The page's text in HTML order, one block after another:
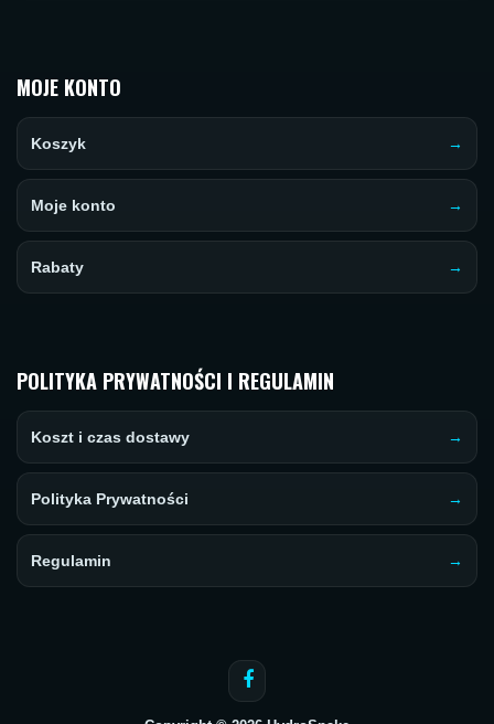
MOJE KONTO
Koszyk
Moje konto
Rabaty
POLITYKA PRYWATNOŚCI I REGULAMIN
Koszt i czas dostawy
Polityka Prywatności
Regulamin